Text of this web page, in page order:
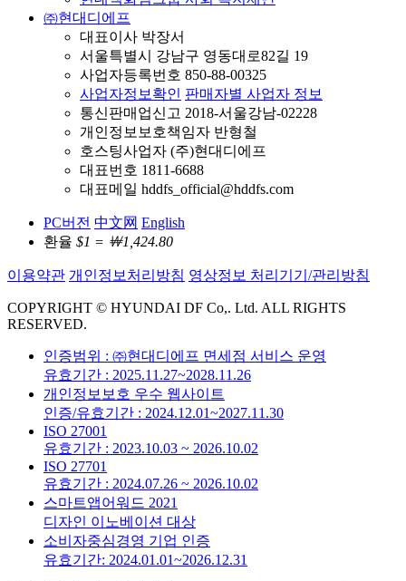
㈜현대디에프
대표이사 박장서
서울특별시 강남구 영동대로82길 19
사업자등록번호 850-88-00325
사업자정보확인 판매자별 사업자 정보
통신판매업신고 2018-서울강남-02228
개인정보보호책임자 반형철
호스팅사업자 (주)현대디에프
대표번호 1811-6688
대표메일 hddfs_official@hddfs.com
PC버전 中文网 English
환율 $1 = ￦1,424.80
이용약관 개인정보처리방침 영상정보 처리기기/관리방침
COPYRIGHT © HYUNDAI DF Co,. Ltd. ALL RIGHTS
RESERVED.
인증범위 : ㈜현대디에프 면세점 서비스 운영
유효기간 : 2025.11.27~2028.11.26
개인정보보호 우수 웹사이트
인증/유효기간 : 2024.12.01~2027.11.30
ISO 27001
유효기간 : 2023.10.03 ~ 2026.10.02
ISO 27701
유효기간 : 2024.07.26 ~ 2026.10.02
스마트앱어워드 2021
디자인 이노베이션 대상
소비자중심경영 기업 인증
유효기간: 2024.01.01~2026.12.31